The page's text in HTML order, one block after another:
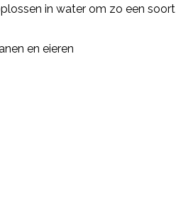
in water om zo een soort
en eieren